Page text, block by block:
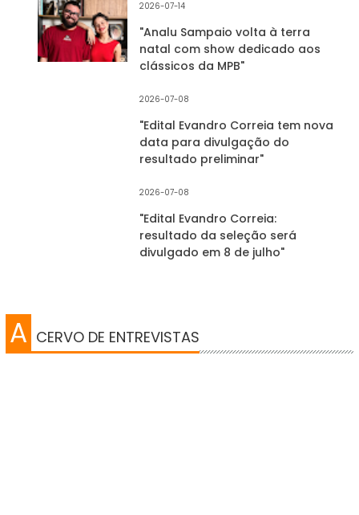
2026-07-14
"Analu Sampaio volta à terra
natal com show dedicado aos
clássicos da MPB"
2026-07-08
"Edital Evandro Correia tem nova
data para divulgação do
resultado preliminar"
2026-07-08
"Edital Evandro Correia:
resultado da seleção será
divulgado em 8 de julho"
A CERVO DE ENTREVISTAS